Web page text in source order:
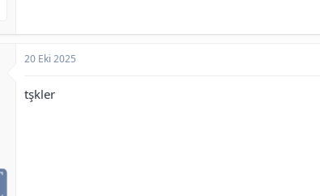
20 Eki 2025
tşkler